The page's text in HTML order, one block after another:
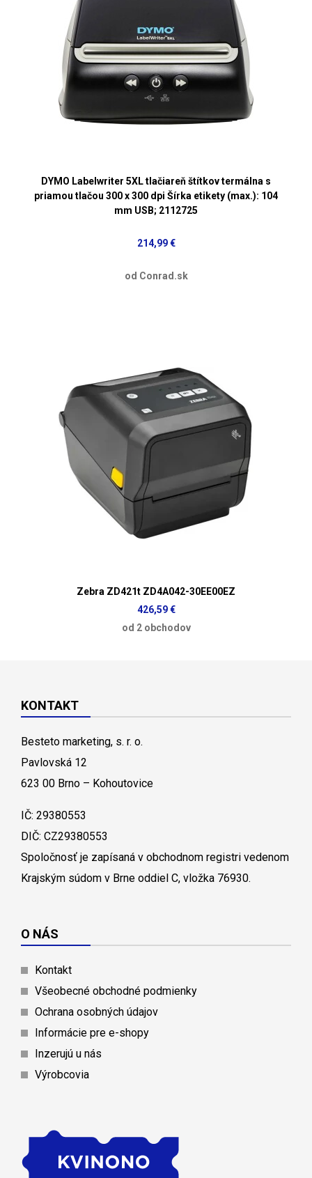
DYMO Labelwriter 5XL tlačiareň štítkov termálna s
priamou tlačou 300 x 300 dpi Šírka etikety (max.): 104
mm USB; 2112725
214,99 €
od Conrad.sk
Zebra ZD421t ZD4A042-30EE00EZ
426,59 €
od 2 obchodov
KONTAKT
Besteto marketing, s. r. o.
Pavlovská 12
623 00 Brno – Kohoutovice
IČ: 29380553
DIČ: CZ29380553
Spoločnosť je zapísaná v obchodnom registri vedenom
Krajským súdom v Brne oddiel C, vložka 76930.
O NÁS
Kontakt
Všeobecné obchodné podmienky
Ochrana osobných údajov
Informácie pre e-shopy
Inzerujú u nás
Výrobcovia